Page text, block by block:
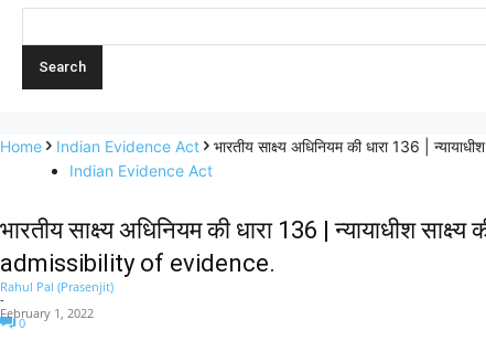
Home Indian Evidence Act
भारतीय साक्ष्य अधिनियम की धारा 136 |
Indian Evidence Act
भारतीय साक्ष्य अधिनियम की धारा 136 | न्यायाधीश
admissibility of evidence.
Rahul Pal (Prasenjit)
-
February 1, 2022
0